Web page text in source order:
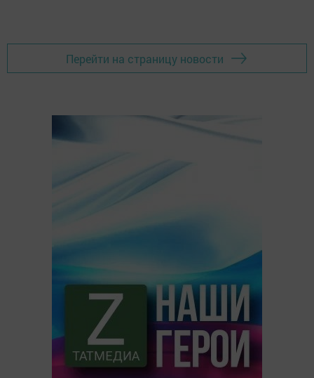
Перейти на страницу новости